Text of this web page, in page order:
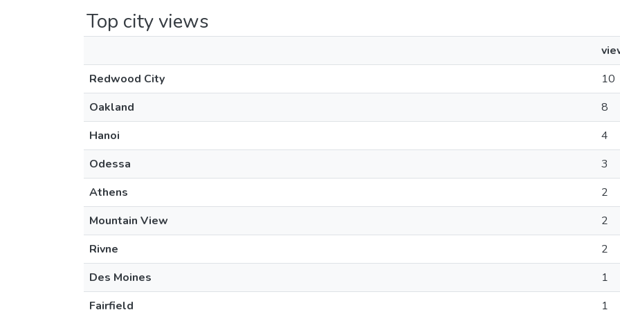
Top city views
Redwood City
10
Oakland
8
Hanoi
4
Odessa
3
Athens
2
Mountain View
2
Rivne
2
Des Moines
1
Fairfield
1